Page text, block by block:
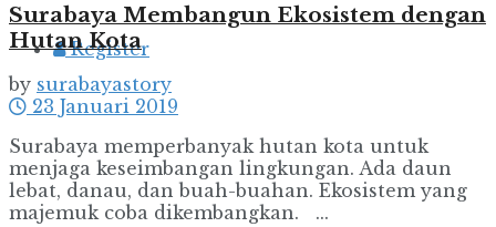
Register
Surabaya Membangun Ekosistem dengan
Hutan Kota
by surabayastory
23 Januari 2019
Surabaya memperbanyak hutan kota untuk
menjaga keseimbangan lingkungan. Ada daun
lebat, danau, dan buah-buahan. Ekosistem yang
majemuk coba dikembangkan. ...